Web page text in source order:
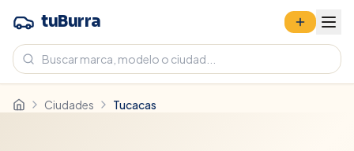
tuBurra
Ciudades Tucacas